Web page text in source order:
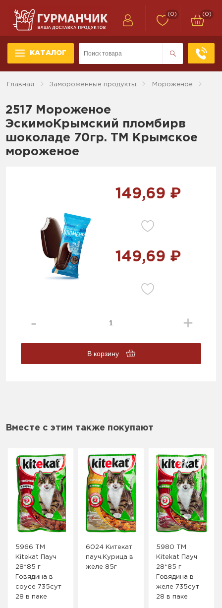
КАТАЛОГ
(0) (0)
Главная Замороженные продукты Мороженое
2517 Мороженое
ЭскимоКрымский пломбирв
шоколаде 70гр. ТМ Крымское
мороженое
149,69 ₽
149,69 ₽
В корзину
Вместе с этим также покупают
5966 ТМ
Kitekat Пауч
28*85 г
Говядина в
соусе 735сут
28 в паке
6024 Китекат
пауч.Курица в
желе 85г
5980 ТМ
Kitekat Пауч
28*85 г
Говядина в
желе 735сут
28 в паке